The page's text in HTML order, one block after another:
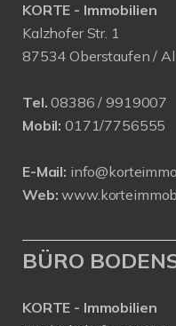
KORTE - Immobilien
Kalzhofer Str. 1
87534 Oberstaufen /
Tel. 08386 / 9919007
Mobil: 0171/7756555
E-Mail:
Web:
BÜRO
KORTE - Immobilien